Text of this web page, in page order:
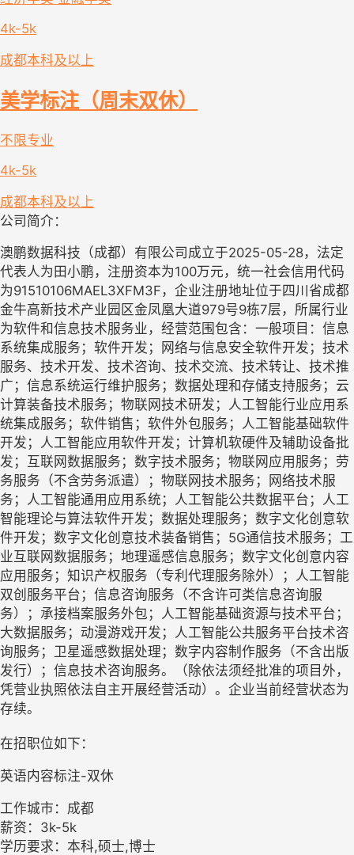
4k-5k
成都本科及以上
美学标注（周末双休）
不限专业
4k-5k
成都本科及以上
公司简介：
澳鹏数据科技（成都）有限公司成立于2025-05-28，法定
代表人为田小鹏，注册资本为100万元，统一社会信用代码
为91510106MAEL3XFM3F，企业注册地址位于四川省成都
金牛高新技术产业园区金凤凰大道979号9栋7层，所属行业
为软件和信息技术服务业，经营范围包含：一般项目：信息
系统集成服务；软件开发；网络与信息安全软件开发；技术
服务、技术开发、技术咨询、技术交流、技术转让、技术推
广；信息系统运行维护服务；数据处理和存储支持服务；云
计算装备技术服务；物联网技术研发；人工智能行业应用系
统集成服务；软件销售；软件外包服务；人工智能基础软件
开发；人工智能应用软件开发；计算机软硬件及辅助设备批
发；互联网数据服务；数字技术服务；物联网应用服务；劳
务服务（不含劳务派遣）；物联网技术服务；网络技术服
务；人工智能通用应用系统；人工智能公共数据平台；人工
智能理论与算法软件开发；数据处理服务；数字文化创意软
件开发；数字文化创意技术装备销售；5G通信技术服务；工
业互联网数据服务；地理遥感信息服务；数字文化创意内容
应用服务；知识产权服务（专利代理服务除外）；人工智能
双创服务平台；信息咨询服务（不含许可类信息咨询服
务）；承接档案服务外包；人工智能基础资源与技术平台；
大数据服务；动漫游戏开发；人工智能公共服务平台技术咨
询服务；卫星遥感数据处理；数字内容制作服务（不含出版
发行）；信息技术咨询服务。（除依法须经批准的项目外，
凭营业执照依法自主开展经营活动）。企业当前经营状态为
存续。
在招职位如下：
英语内容标注-双休
工作城市：成都
薪资：3k-5k
学历要求：本科,硕士,博士